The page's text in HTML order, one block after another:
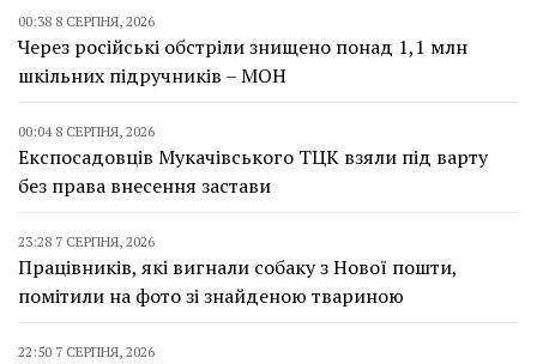
00:38 8 СЕРПНЯ, 2026
Через російські обстріли знищено понад 1,1 млн
шкільних підручників – МОН
00:04 8 СЕРПНЯ, 2026
Експосадовців Мукачівського ТЦК взяли під варту
без права внесення застави
23:28 7 СЕРПНЯ, 2026
Працівників, які вигнали собаку з Нової пошти,
помітили на фото зі знайденою твариною
22:50 7 СЕРПНЯ, 2026